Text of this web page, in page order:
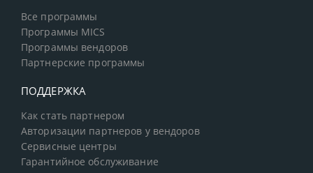
Все программы
Программы MICS
Программы вендоров
Партнерские программы
ПОДДЕРЖКА
Как стать партнером
Авторизации партнеров у вендоров
Сервисные центры
Гарантийное обслуживание